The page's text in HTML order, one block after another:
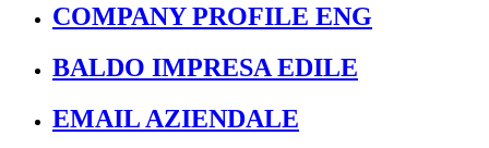
COMPANY PROFILE ENG
BALDO IMPRESA EDILE
EMAIL AZIENDALE